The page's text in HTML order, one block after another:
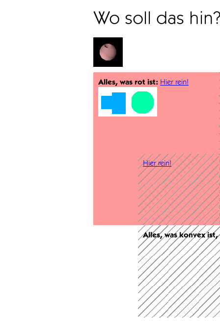
Wo soll das
Alles, was rot ist: Hier rein!
Hier rein!
Alles, was konvex